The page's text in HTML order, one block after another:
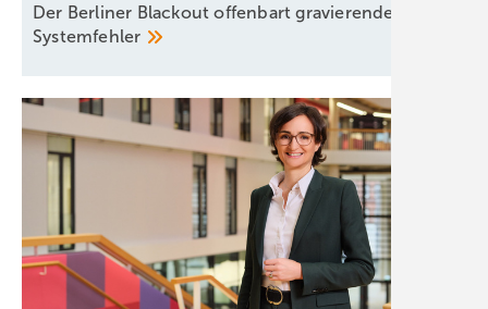
Der Berliner Blackout offenbart gravierende
Systemfehler